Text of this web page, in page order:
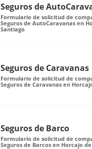
Seguros de
Formulario de solicitud de
Seguros de AutoCaravanas en
Santiago
Seguros de Caravanas
Formulario de solicitud de
Seguros de Caravanas en
Seguros de Barco
Formulario de solicitud de
Seguros de Barcos en Horcajo